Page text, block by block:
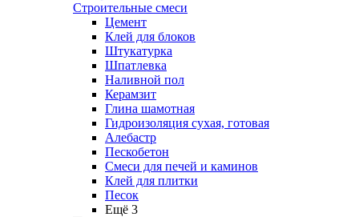
Строительные смеси
Цемент
Клей для блоков
Штукатурка
Шпатлевка
Наливной пол
Керамзит
Глина шамотная
Гидроизоляция сухая, готовая
Алебастр
Пескобетон
Смеси для печей и каминов
Клей для плитки
Песок
Ещё 3